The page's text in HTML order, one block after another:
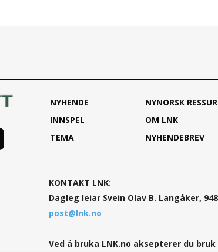
NYHENDE
INNSPEL
TEMA
NYNORSK
OM LNK
NYHENDEBREV
KONTAKT LNK:
Dagleg leiar Svein Olav B. Langåker, 948
post@lnk.no
Ved å bruka LNK.no aksepterer du